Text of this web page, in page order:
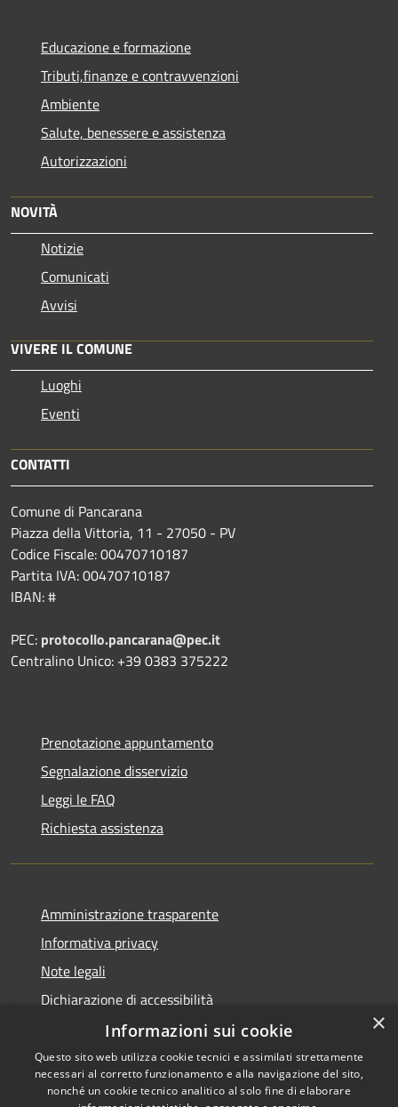
Educazione e formazione
Tributi,finanze e contravvenzioni
Ambiente
Salute, benessere e assistenza
Autorizzazioni
NOVITÀ
Notizie
Comunicati
Avvisi
VIVERE IL COMUNE
Luoghi
Eventi
CONTATTI
Comune di Pancarana
Piazza della Vittoria, 11 - 27050 - PV
Codice Fiscale: 00470710187
Partita IVA: 00470710187
IBAN: #
PEC: protocollo.pancarana@pec.it
Centralino Unico: +39 0383 375222
Prenotazione appuntamento
Segnalazione disservizio
Leggi le FAQ
Richiesta assistenza
Amministrazione trasparente
Informativa privacy
Note legali
Dichiarazione di accessibilità
Copyright © 2026 • Comune di
×
Informazioni sui cookie
Questo sito web utilizza cookie tecnici e assimilati strettamente
necessari al corretto funzionamento e alla navigazione del sito,
nonché un cookie tecnico analitico al solo fine di elaborare